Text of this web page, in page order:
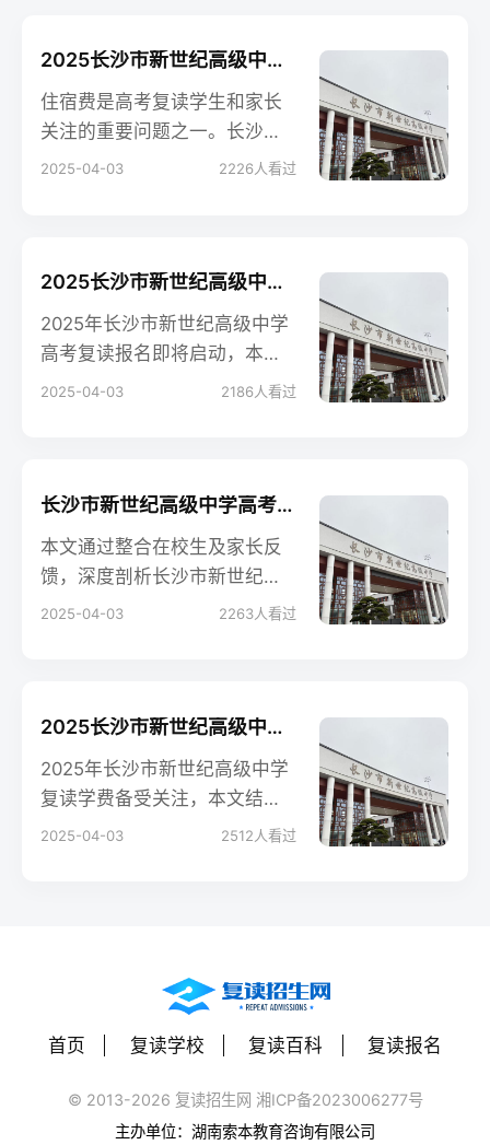
2025长沙市新世纪高级中学高考复读住宿费是多少？
住宿费是高考复读学生和家长
关注的重要问题之一。长沙市
新世纪高级中学作为一所知名
2025-04-03 2226人看过
2025长沙市新世纪高级中学高考复读报名时间及流程
2025年长沙市新世纪高级中学
高考复读报名即将启动，本文
详细解析报名时间、流程、所
权威指南。
2025-04-03 2186人看过
长沙市新世纪高级中学高考复读班学生真实评价
本文通过整合在校生及家长反
馈，深度剖析长沙市新世纪高
级中学复读班的教学质量、管
2025-04-03 2263人看过
2025长沙市新世纪高级中学高三复读学校学费一年多少？
2025年长沙市新世纪高级中学
复读学费备受关注，本文结合
政策及同类校数据，解析费用
2025-04-03 2512 人看过
首页 复读学校 复读百科 复读报名
© 2013-2026 复读招生网 湘ICP备2023006277号
主办单位：湖南索本教育咨询有限公司